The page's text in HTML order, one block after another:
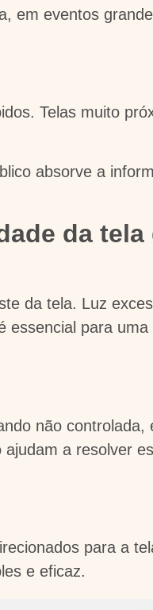
em eventos
Telas muito
absorve a
da tela
da tela. Luz
essencial para uma
não controlada,
a resolver
para a
e eficaz.